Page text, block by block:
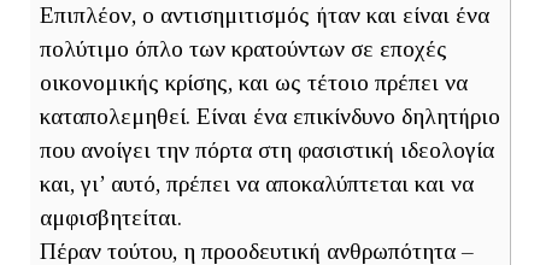
Επιπλέον, ο αντισημιτισμός ήταν και είναι ένα
πολύτιμο όπλο των κρατούντων σε εποχές
οικονομικής κρίσης, και ως τέτοιο πρέπει να
καταπολεμηθεί. Είναι ένα επικίνδυνο δηλητήριο
που ανοίγει την πόρτα στη φασιστική ιδεολογία
και, γι’ αυτό, πρέπει να αποκαλύπτεται και να
αμφισβητείται.
Πέραν τούτου, η προοδευτική ανθρωπότητα –